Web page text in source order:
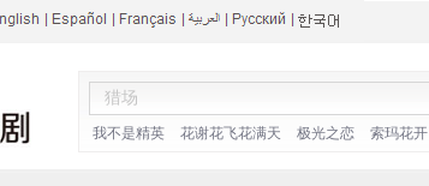
我不是精英 花谢花飞花满天 极光之恋 索玛花开